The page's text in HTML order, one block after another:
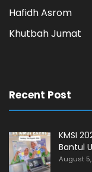
Hafidh Asrom
Khutbah Jumat
Recent Post
KMSI
Bantul
August